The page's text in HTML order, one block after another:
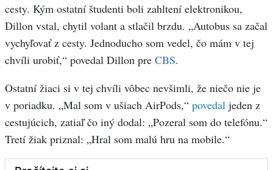
cesty. Kým ostatní študenti boli zahltení elektronikou,
Dillon vstal, chytil volant a stlačil brzdu. „Autobus sa začal
vychyľovať z cesty. Jednoducho som vedel, čo mám v tej
chvíli urobiť,“ povedal Dillon pre CBS.
Ostatní žiaci si v tej chvíli vôbec nevšimli, že niečo nie je
v poriadku. „Mal som v ušiach AirPods,“ povedal jeden z
cestujúcich, zatiaľ čo iný dodal: „Pozeral som do telefónu.“
Tretí žiak priznal: „Hral som malú hru na mobile.“